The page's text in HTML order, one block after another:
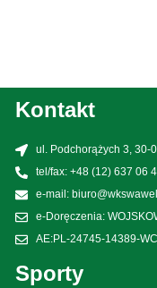
Kontakt
ul. Podchorążych 3, 30-
tel/fax: +48 (12) 637 06
e-mail:
e-Doręczenia:
AE:PL-24745-14389-
Sporty